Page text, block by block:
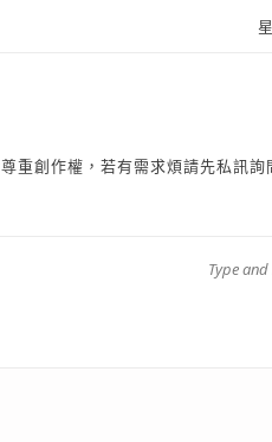
創作權，若有需求煩請先私訊詢